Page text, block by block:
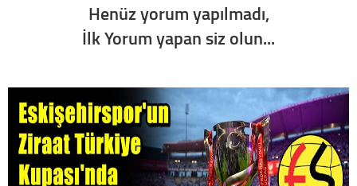
Henüz yorum yapılmadı,
İlk Yorum yapan siz olun...